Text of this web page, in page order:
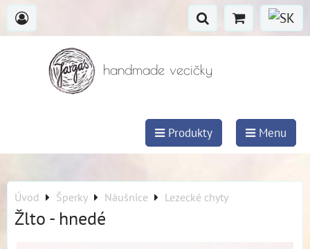
handmade vecičky
Produkty Menu
Úvod Šperky Náušnice Lezecké chyty
Žlto - hnedé